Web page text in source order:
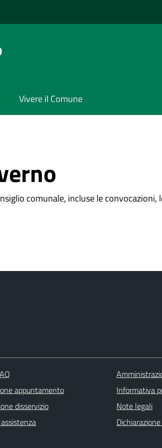
Vivere il Comune
comunale, incluse le convocazioni,
appuntamento
disservizio
Informativa
Note legali